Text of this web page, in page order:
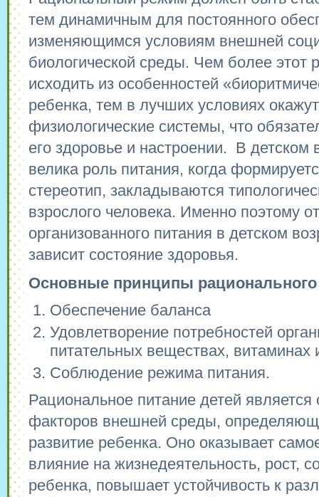
тем динамичным для постоянного
изменяющимся условиям внешней
биологической среды. Чем более этот
исходить из особенностей
ребенка, тем в лучших условиях
физиологические системы, что
его здоровье и настроении. В детском
велика роль питания, когда
стереотип, закладываются
взрослого человека. Именно поэтому
организованного питания в детском
зависит состояние здоровья.
Основные принципы рационального
Обеспечение баланса
Удовлетворение потребностей
питательных веществах, витаминах
Соблюдение режима питания.
Рациональное питание детей
факторов внешней среды,
развитие ребенка. Оно оказывает
влияние на жизнедеятельность, рост,
ребенка, повышает устойчивость к